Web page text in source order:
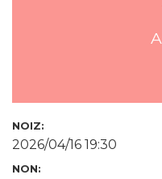
NOIZ:
2026/04/16 19:30
NON: